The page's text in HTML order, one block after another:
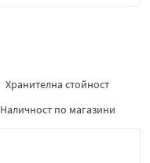
Хранителна стойност
Наличност по магазини